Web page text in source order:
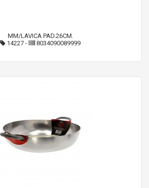
MM/LAVICA PAD.26CM.
14227 - 8034090089999